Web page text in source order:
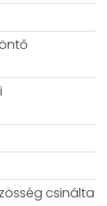
csinálta